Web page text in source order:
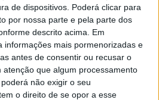
de dispositivos. Poderá clicar para
por nossa parte e pela parte dos
descrito acima. Em
informações mais pormenorizadas e
antes de consentir ou recusar o
atenção que algum processamento
não exigir o seu
o direito de se opor a esse
e a organização está de
bem-sucedida da modalidade.
– um pouco curtas –
técnicas, sinuosas e
dificuldades evidentes para